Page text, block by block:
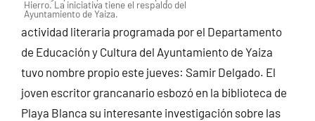
Hierro. La iniciativa tiene el respaldo del
Ayuntamiento de Yaiza.
actividad literaria programada por el Departamento
de Educación y Cultura del Ayuntamiento de Yaiza
tuvo nombre propio este jueves: Samir Delgado. El
joven escritor grancanario esbozó en la biblioteca de
Playa Blanca su interesante investigación sobre las